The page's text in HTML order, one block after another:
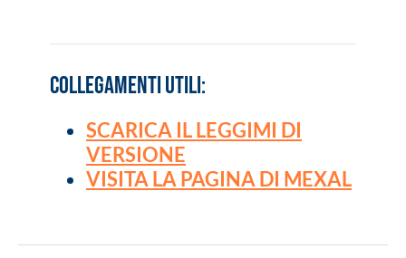
COLLEGAMENTI UTILI:
SCARICA IL LEGGIMI DI
VERSIONE
VISITA LA PAGINA DI MEXAL